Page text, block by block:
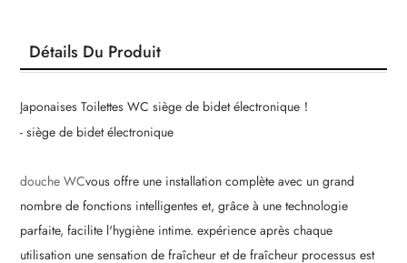
Détails Du Produit
Japonaises Toilettes WC siège de bidet électronique！
- siège de bidet électronique
douche WCvous offre une installation complète avec un grand
nombre de fonctions intelligentes et, grâce à une technologie
parfaite, facilite l'hygiène intime. expérience après chaque
utilisation une sensation de fraîcheur et de fraîcheur processus est